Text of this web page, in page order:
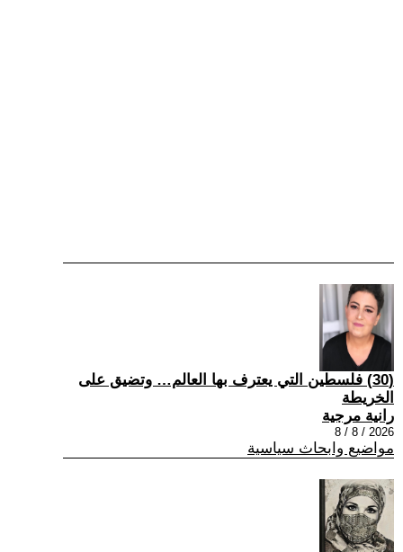
(30) فلسطين التي يعترف بها العالم… وتضيق على
الخريطة
رانية مرجية
2026 / 8 / 8
مواضيع وابحاث سياسية